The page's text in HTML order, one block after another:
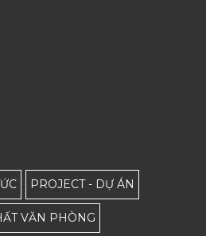
PROJECT - DỰ ÁN
VĂN PHÒNG